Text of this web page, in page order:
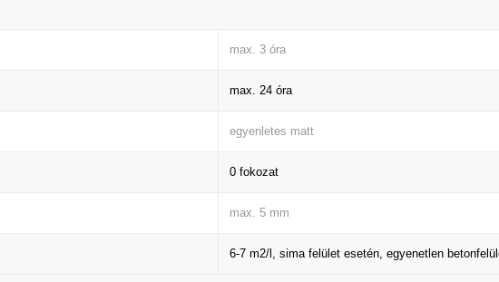
max. 3 óra
max. 24 óra
egyenletes matt
0 fokozat
max. 5 mm
6-7 m2/l, sima felület esetén, egyenetlen